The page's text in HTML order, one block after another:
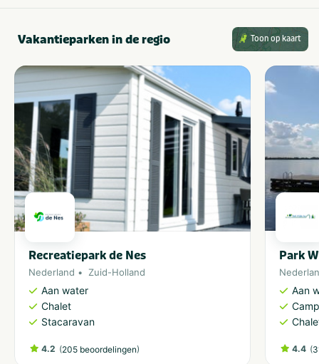
Vakantieparken in de regio Toon op kaart
Recreatiepark de Nes
Nederland Zuid-Holland
Aan water
Chalet
Stacaravan
4.2 (205 beoordelingen)
Park
Aan
4.4 (